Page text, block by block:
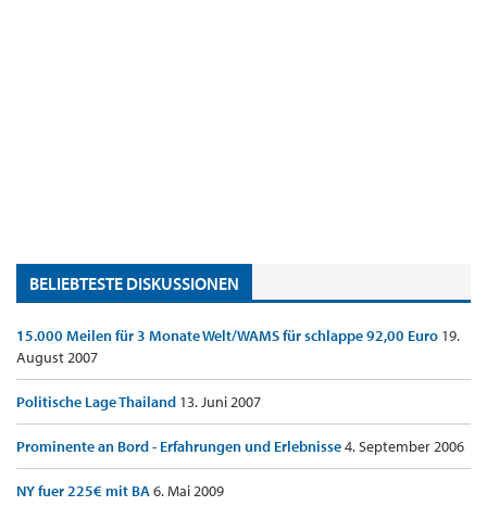
BELIEBTESTE DISKUSSIONEN
15.000 Meilen für 3 Monate Welt/WAMS für schlappe 92,00 Euro 19.
August 2007
Politische Lage Thailand 13. Juni 2007
Prominente an Bord - Erfahrungen und Erlebnisse4. September 2006
NY fuer 225€ mit BA6. Mai 2009